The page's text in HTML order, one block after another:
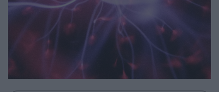
Fitness
Woman Power
Real Women